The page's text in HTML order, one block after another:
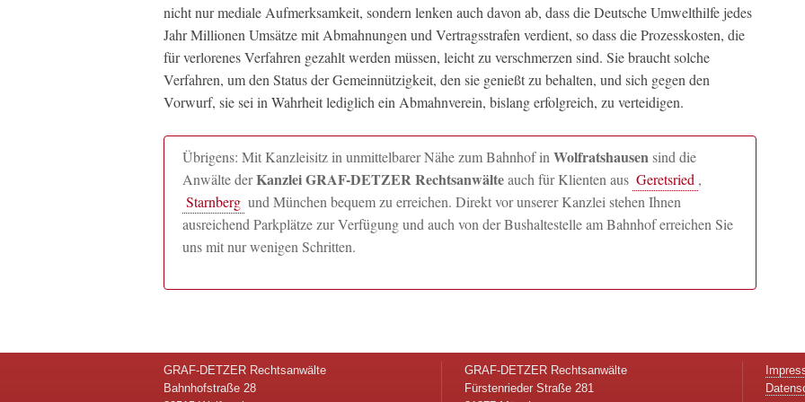
nicht nur mediale Aufmerksamkeit, sondern lenken auch davon ab, dass die Deutsche Umwelthilfe jedes
Jahr Millionen Umsätze mit Abmahnungen und Vertragsstrafen verdient, so dass die Prozesskosten, die
für verlorenes Verfahren gezahlt werden müssen, leicht zu verschmerzen sind. Sie braucht solche
Verfahren, um den Status der Gemeinnützigkeit, den sie genießt zu behalten, und sich gegen den
Vorwurf, sie sei in Wahrheit lediglich ein Abmahnverein, bislang erfolgreich, zu verteidigen.
Übrigens: Mit Kanzleisitz in unmittelbarer Nähe zum Bahnhof in Wolfratshausensind die
Anwälte derKanzlei GRAF-DETZER Rechtsanwälteauch für Klienten aus Geretsried ,
Starnberg und München bequem zu erreichen. Direkt vor unserer Kanzlei stehen Ihnen
ausreichend Parkplätze zur Verfügung und auch von der Bushaltestelle am Bahnhof erreichen Sie
uns mit nur wenigen Schritten.
GRAF-DETZER Rechtsanwälte
Bahnhofstraße 28
GRAF-DETZER Rechtsanwälte
Fürstenrieder Straße 281